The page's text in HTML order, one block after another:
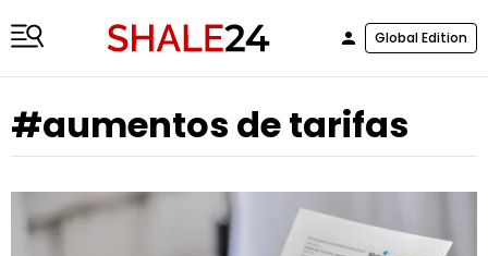
Global Edition
#aumentos de tarifas